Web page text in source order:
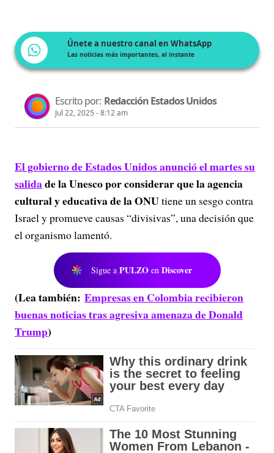
Únete a nuestro canal en WhatsApp
Las noticias más importantes, al instante
Escrito por: Redacción Estados Unidos
Jul 22, 2025 - 8:12 am
El gobierno deEstados Unidos anunció el martes su
salidade la Unesco por considerar que la agencia
cultural y educativa de la ONUtiene un sesgo contra
Israel y promueve causas “divisivas”, una decisión que
el organismo lamentó.
Sigue a PULZO en Discover
(Lea también: Empresas en Colombia recibieron
buenas noticias tras agresiva amenaza de Donald
Trump)